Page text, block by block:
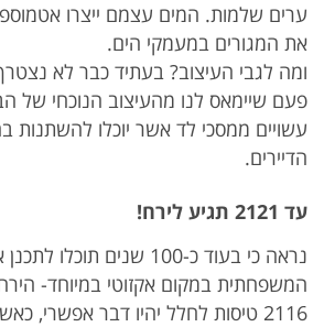
ערים שלמות. המים עצמם ייצרו
את המגורים במעמקי הים.
ומה לגבי העיצוב? בעתיד כבר לא
פעם שיימאס לנו מהעיצוב הנוכחי של
עשויים ממסכי לד אשר יוכלו
הדיירים.
עד 2121 תגיע לירח!
נראה כי בעוד כ-100 שנים
המשפחתית במקום אקזוטי במיוחד-
2116 טיסות לחלל יהיו דבר אפשרי,